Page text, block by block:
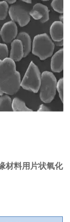
材料用片状氧化